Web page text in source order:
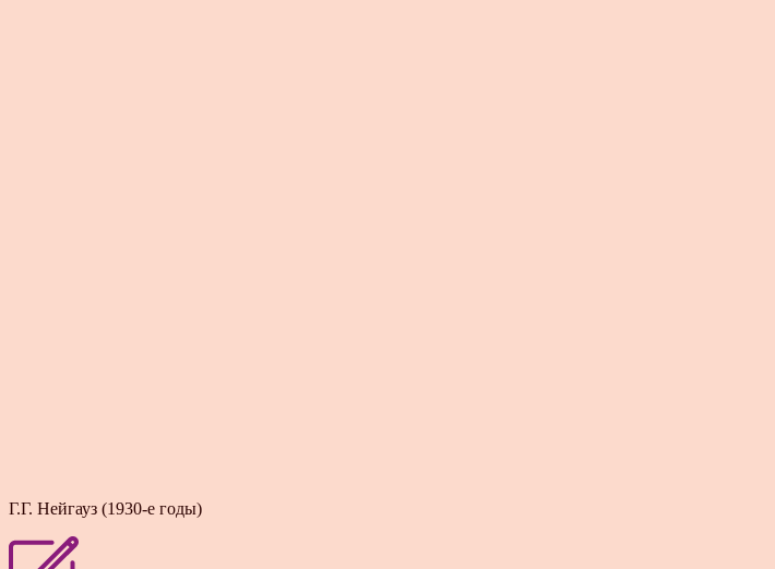
Г.Г. Нейгауз (1930-е годы)